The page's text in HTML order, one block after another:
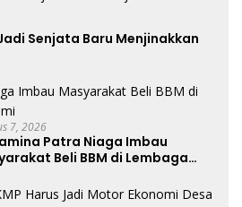
Senjata Baru Menjinakkan
7, 2026
Patra Niaga Imbau
Beli BBM di Lembaga